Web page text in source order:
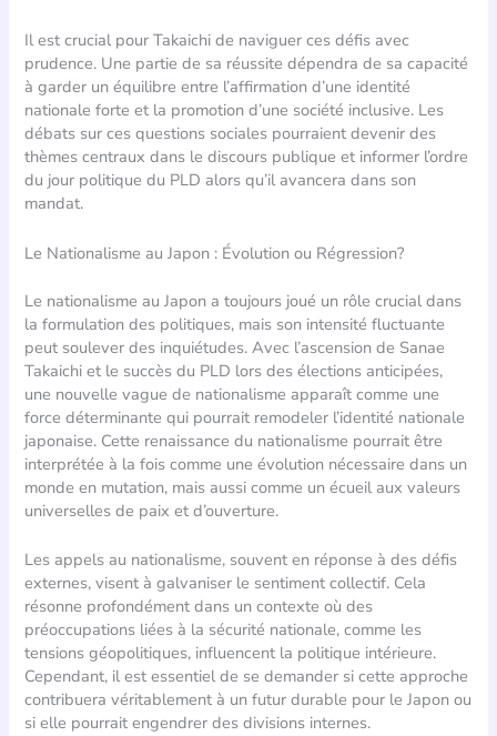
Il est crucial pour Takaichi de naviguer ces défis avec
prudence. Une partie de sa réussite dépendra de sa capacité
à garder un équilibre entre l’affirmation d’une identité
nationale forte et la promotion d’une société inclusive. Les
débats sur ces questions sociales pourraient devenir des
thèmes centraux dans le discours publique et informer l’ordre
du jour politique du PLD alors qu’il avancera dans son
mandat.
Le Nationalisme au Japon : Évolution ou Régression?
Le nationalisme au Japon a toujours joué un rôle crucial dans
la formulation des politiques, mais son intensité fluctuante
peut soulever des inquiétudes. Avec l’ascension de Sanae
Takaichi et le succès du PLD lors des élections anticipées,
une nouvelle vague de nationalisme apparaît comme une
force déterminante qui pourrait remodeler l’identité nationale
japonaise. Cette renaissance du nationalisme pourrait être
interprétée à la fois comme une évolution nécessaire dans un
monde en mutation, mais aussi comme un écueil aux valeurs
universelles de paix et d’ouverture.
Les appels au nationalisme, souvent en réponse à des défis
externes, visent à galvaniser le sentiment collectif. Cela
résonne profondément dans un contexte où des
préoccupations liées à la sécurité nationale, comme les
tensions géopolitiques, influencent la politique intérieure.
Cependant, il est essentiel de se demander si cette approche
contribuera véritablement à un futur durable pour le Japon ou
si elle pourrait engendrer des divisions internes.